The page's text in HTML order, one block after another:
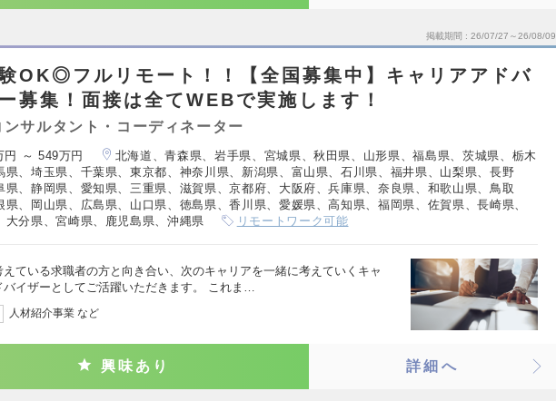
掲載期間 26/07/27～26/08/09
OK◎フルリモート！！【全国募集中】キャリアアドバ
募集！面接は全てWEBで実施します！
ンサルタント・コーディネーター
円 ～ 549万円
北海道、青森県、岩手県、宮城県、秋田県、山形県、福島県、茨城県、栃木
県、埼玉県、千葉県、東京都、神奈川県、新潟県、富山県、石川県、福井県、山梨県、長野
県、静岡県、愛知県、三重県、滋賀県、京都府、大阪府、兵庫県、奈良県、和歌山県、鳥取
県、岡山県、広島県、山口県、徳島県、香川県、愛媛県、高知県、福岡県、佐賀県、長崎県、
大分県、宮崎県、鹿児島県、沖縄県
リモートワーク可能
えている求職者の方と向き合い、次のキャリアを一緒に考えていくキャ
バイザーとしてご活躍いただきます。 これま…
人材紹介事業 など
興味あり 詳細へ